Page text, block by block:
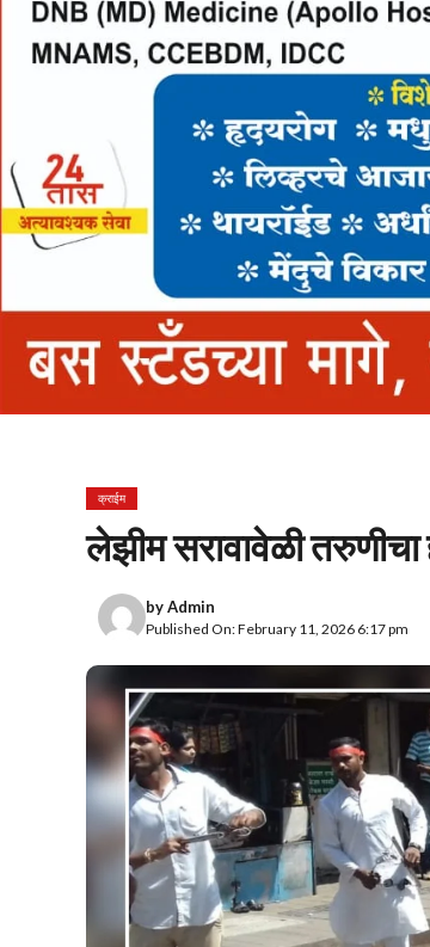
क्राईम
लेझीम सरावावेळी
byAdmin
Published On: February 11, 2026 6:17 pm